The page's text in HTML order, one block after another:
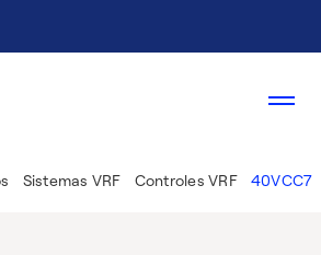
Sistemas VRF Controles VRF 40VCC7